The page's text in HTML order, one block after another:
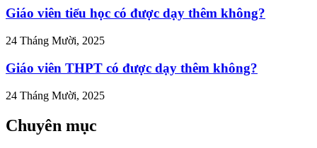
Giáo viên tiểu học có được dạy thêm không?
24 Tháng Mười, 2025
Giáo viên THPT có được dạy thêm không?
24 Tháng Mười, 2025
Chuyên mục